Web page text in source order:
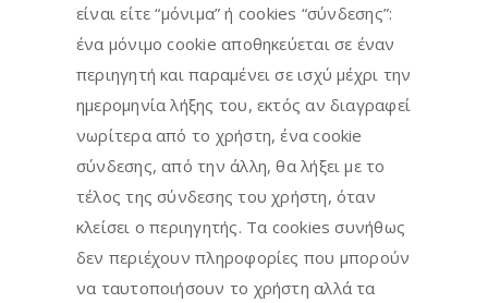
είναι είτε “μόνιμα” ή cookies “σύνδεσης”:
ένα μόνιμο cookie αποθηκεύεται σε έναν
περιηγητή και παραμένει σε ισχύ μέχρι την
ημερομηνία λήξης του, εκτός αν διαγραφεί
νωρίτερα από το χρήστη, ένα cookie
σύνδεσης, από την άλλη, θα λήξει με το
τέλος της σύνδεσης του χρήστη, όταν
κλείσει ο περιηγητής. Τα cookies συνήθως
δεν περιέχουν πληροφορίες που μπορούν
να ταυτοποιήσουν το χρήστη αλλά τα